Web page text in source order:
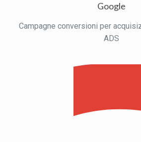
Google
Campagne conversioni per
ADS